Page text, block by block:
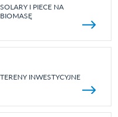
SOLARY I PIECE NA
BIOMASĘ
TERENY INWESTYCYJNE